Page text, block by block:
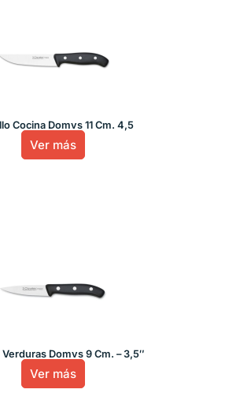
Cocina Domvs 11 Cm. 4,5
Ver más
Domvs 9 Cm. – 3,5″
Ver más